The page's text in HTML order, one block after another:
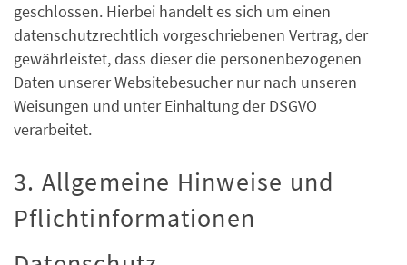
geschlossen. Hierbei handelt es sich um einen
datenschutzrechtlich vorgeschriebenen Vertrag, der
gewährleistet, dass dieser die personenbezogenen
Daten unserer Websitebesucher nur nach unseren
Weisungen und unter Einhaltung der DSGVO
verarbeitet.
3. Allgemeine Hinweise und
Pflicht­informationen